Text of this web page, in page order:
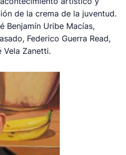
de la crema de la juventud.
Benjamín Uribe Macías,
Federico Guerra Read,
Vela Zanetti.